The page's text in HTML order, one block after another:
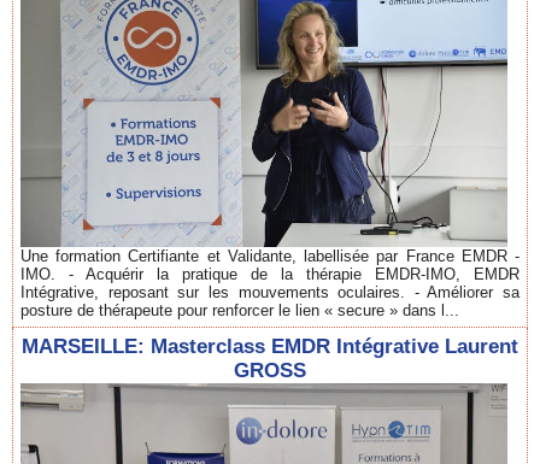
Une formation Certifiante et Validante, labellisée par France EMDR -
IMO. - Acquérir la pratique de la thérapie EMDR-IMO, EMDR
Intégrative, reposant sur les mouvements oculaires. - Améliorer sa
posture de thérapeute pour renforcer le lien « secure » dans l...
MARSEILLE: Masterclass EMDR Intégrative Laurent
GROSS